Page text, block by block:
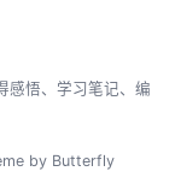
感悟、学习笔记、编
by Butterfly